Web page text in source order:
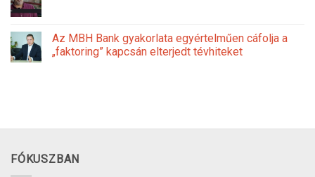
Az MBH Bank gyakorlata egyértelműen cáfolja a
„faktoring” kapcsán elterjedt tévhiteket
FÓKUSZBAN